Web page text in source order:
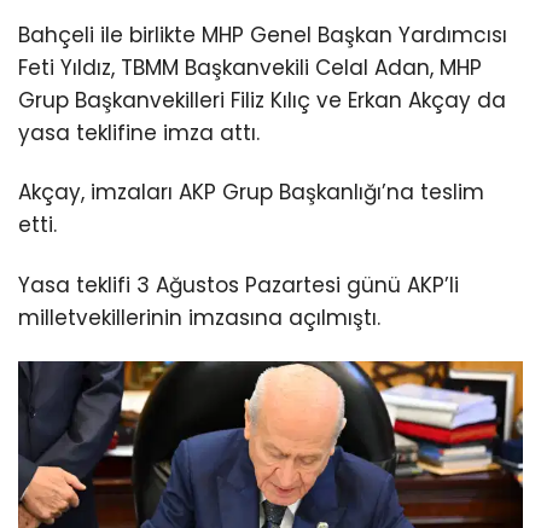
Bahçeli ile birlikte MHP Genel Başkan Yardımcısı
Feti Yıldız, TBMM Başkanvekili Celal Adan, MHP
Grup Başkanvekilleri Filiz Kılıç ve Erkan Akçay da
yasa teklifine imza attı.
Akçay, imzaları AKP Grup Başkanlığı’na teslim
etti.
Yasa teklifi 3 Ağustos Pazartesi günü AKP’li
milletvekillerinin imzasına açılmıştı.